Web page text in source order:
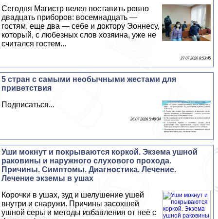
Сегодня Магистр велел поставить ровно
двадцать приборов: восемнадцать —
гостям, еще два — себе и доктору Эоннесу,
который, с любезных слов хозяина, уже не
считался гостем...
27 07 2026 8:53:45
5 стран с самыми необычными жестами для
приветствия
Подписаться...
26 07 2026 5:49:34
Уши мокнут и покрываются коркой. Экзема ушной
paковины и наружного слухового прохода.
Причины. Симптомы. Диагностика. Лечение.
Лечение экземы в ушах
Корочки в ушах, зуд и шелушение ушей
внутри и снаружи. Причины засохшей
ушной серы и методы избавления от неё с